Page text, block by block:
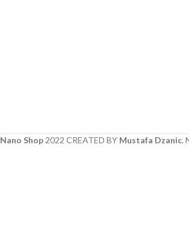
Nano Shop 2022 CREATED BY Mustafa Dzanic.